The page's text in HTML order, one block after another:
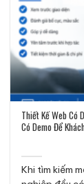
Thiết Kế Web Có
Có Demo Để
Khi tìm kiếm